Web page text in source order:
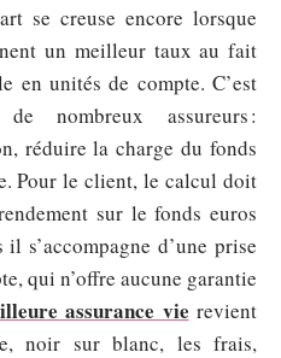
se creuse encore lorsque
un meilleur taux au fait
en unités de compte. C’est
nombreux assureurs :
réduire la charge du fonds
Pour le client, le calcul doit
sur le fonds euros
s’accompagne d’une prise
qui n’offre aucune garantie
assurance vie revient
noir sur blanc, les frais,